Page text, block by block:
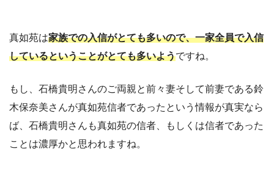
真如苑は家族での入信がとても多いので、一家全員で入信
しているということがとても多いようですね。
もし、石橋貴明さんのご両親と前々妻そして前妻である鈴
木保奈美さんが真如苑信者であったという情報が真実なら
ば、石橋貴明さんも真如苑の信者、もしくは信者であった
ことは濃厚かと思われますね。